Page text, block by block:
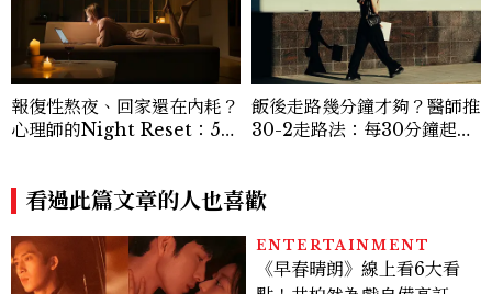
報復性熬夜、回家還在內耗？
心理師的Night Reset：5個
飯後走路幾分鐘才夠？醫師推
30-2走路法：每30分鐘起身
看過此篇文章的人也喜歡
ENTERTAINMENT
《早春晴朗》線上看6大看